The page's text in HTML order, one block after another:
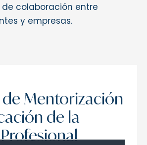
colaboración entre
y empresas.
Mentorización
de la